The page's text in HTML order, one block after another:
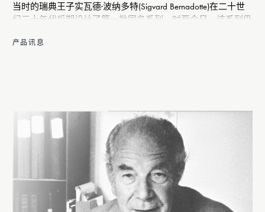
当时的瑞典王子实瓦德·波纳多特(Sigvard Bernadotte)在二十世
纪三十年代后期设计了第一批同名系列，时至今日，该系列仍
产品讯息